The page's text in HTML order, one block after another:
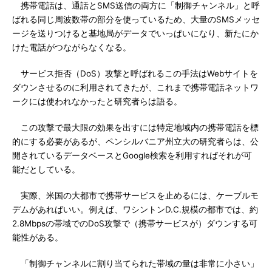
携帯電話は、通話とSMS送信の両方に「制御チャンネル」と呼
ばれる同じ周波数帯の部分を使っているため、大量のSMSメッセ
ージを送りつけると基地局がデータでいっぱいになり、新たにか
けた電話がつながらなくなる。
サービス拒否（DoS）攻撃と呼ばれるこの手法はWebサイトを
ダウンさせるのに利用されてきたが、これまで携帯電話ネットワ
ークには使われなかったと研究者らは語る。
この攻撃で最大限の効果を出すには特定地域内の携帯電話を標
的にする必要があるが、ペンシルバニア州立大の研究者らは、公
開されているデータベースとGoogle検索を利用すればそれが可
能だとしている。
実際、米国の大都市で携帯サービスを止めるには、ケーブルモ
デムがあればいい。例えば、ワシントンD.C.規模の都市では、約
2.8Mbpsの帯域でのDoS攻撃で（携帯サービスが）ダウンする可
能性がある。
「制御チャンネルに割り当てられた帯域の量は非常に小さい」